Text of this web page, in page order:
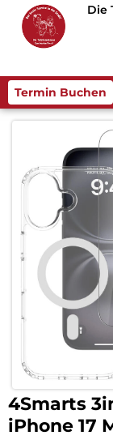
Die
Termin Buchen
4Smarts
iPhone 17